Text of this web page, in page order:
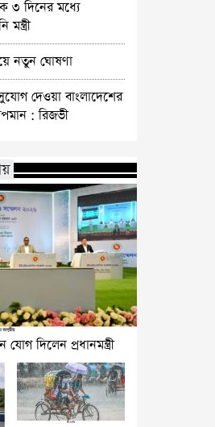
৩ দিনের মধ্যে
মন্ত্রী
নতুন ঘোষণা
দেওয়া বাংলাদেশের
: রিজভী
দিলেন প্রধানমন্ত্রী